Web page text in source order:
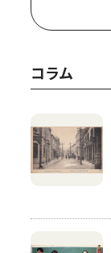
コラム